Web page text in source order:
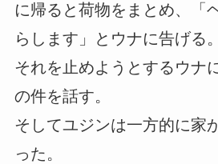
に帰ると荷物をまとめ、「
らします」とウナに告げる。
それを止めようとするウナ
の件を話す。
そしてユジンは一方的に家
った。